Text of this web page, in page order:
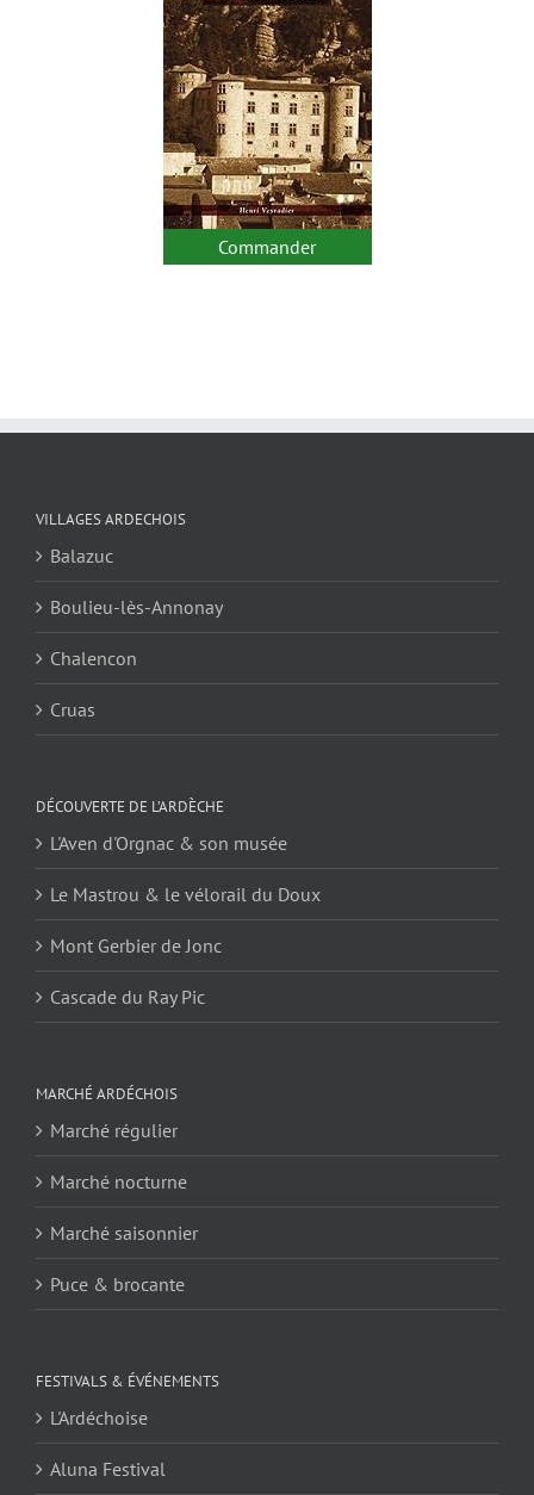
Commander
VILLAGES ARDECHOIS
Balazuc
Boulieu-lès-Annonay
Chalencon
Cruas
DÉCOUVERTE DE L’ARDÈCHE
L'Aven d'Orgnac & son musée
Le Mastrou & le vélorail du Doux
Mont Gerbier de Jonc
Cascade du Ray Pic
MARCHÉ ARDÉCHOIS
Marché régulier
Marché nocturne
Marché saisonnier
Puce & brocante
FESTIVALS & ÉVÉNEMENTS
L'Ardéchoise
Aluna Festival